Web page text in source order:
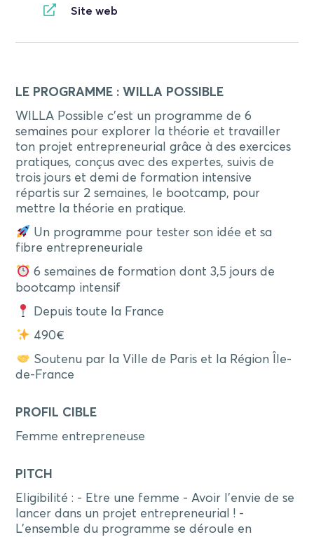
Site web
LE PROGRAMME : WILLA POSSIBLE
WILLA Possible c’est un programme de 6
semaines pour explorer la théorie et travailler
ton projet entrepreneurial grâce à des exercices
pratiques, conçus avec des expertes, suivis de
trois jours et demi de formation intensive
répartis sur 2 semaines, le bootcamp, pour
mettre la théorie en pratique.
Un programme pour tester son idée et sa
fibre entrepreneuriale
6 semaines de formation dont 3,5 jours de
bootcamp intensif
Depuis toute la France
490€
Soutenu par la Ville de Paris et la Région Île-
de-France
PROFIL CIBLE
Femme entrepreneuse
PITCH
Eligibilité : - Etre une femme - Avoir l'envie de se
lancer dans un projet entrepreneurial ! -
L'ensemble du programme se déroule en